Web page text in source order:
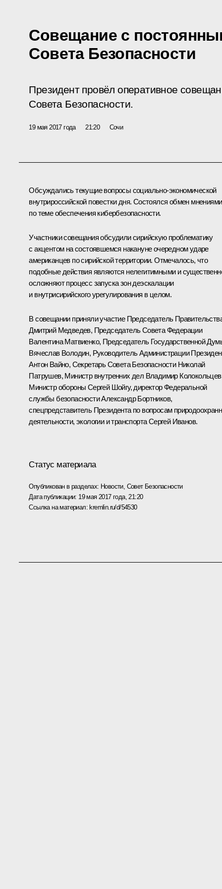
Совещание с
Совета Безопасности
Президент провёл оперативное
Совета Безопасности.
19 мая 2017 года 21:20 Сочи
Обсуждались текущие вопросы социально-экономической
внутрироссийской повестки дня. Состоялся обмен мнениями
по теме обеспечения кибербезопасности.
Участники совещания обсудили сирийскую проблематику
с акцентом на состоявшемся накануне очередном ударе
американцев по сирийской территории. Отмечалось, что
подобные действия являются нелегитимными и
осложняют процесс запуска зон деэскалации
и внутрисирийского урегулирования в целом.
В совещании приняли участие Председатель
Дмитрий Медведев, Председатель Совета Федерации
Валентина Матвиенко, Председатель Государственной
Вячеслав Володин, Руководитель Администрации
Антон Вайно, Секретарь Совета Безопасности Николай
Патрушев, Министр внутренних дел Владимир Колокольцев
Министр обороны Сергей Шойгу, директор Федеральной
службы безопасностиАлександр Бортников,
спецпредставитель Президента по вопросам
деятельности, экологии и транспортаСергей Иванов.
Статус материала
Опубликован в разделах: Новости, Совет Безопасности
Дата публикации: 19 мая 2017 года, 21:20
Ссылка на материал: kremlin.ru/d/54530